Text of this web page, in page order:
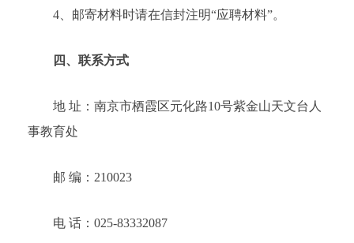
4、邮寄材料时请在信封注明“应聘材料”。
四、联系方式
地 址：南京市栖霞区元化路10号紫金山天文台人
事教育处
邮 编：210023
电 话：025-83332087